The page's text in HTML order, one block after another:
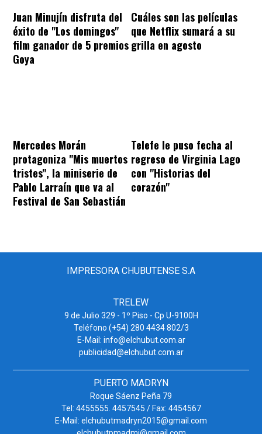
Juan Minujín disfruta del
éxito de "Los domingos"
film ganador de 5 premios
Goya
Cuáles son las películas
que Netflix sumará a su
grilla en agosto
Mercedes Morán
protagoniza "Mis muertos
tristes", la miniserie de
Pablo Larraín que va al
Festival de San Sebastián
Telefe le puso fecha al
regreso de Virginia Lago
con "Historias del
corazón"
IMPRESORA CHUBUTENSE S.A
TRELEW
9 de Julio 329 - 1º Piso - Cp U-9100H
Teléfono (+54) 280 4434 802/3
E-Mail: info@elchubut.com.ar
publicidad@elchubut.com.ar
PUERTO MADRYN
Roque Sáenz Peña 79
Tel: 4455555. 4457545 / Fax: 4454567
E-Mail: elchubutmadryn2015@gmail.com